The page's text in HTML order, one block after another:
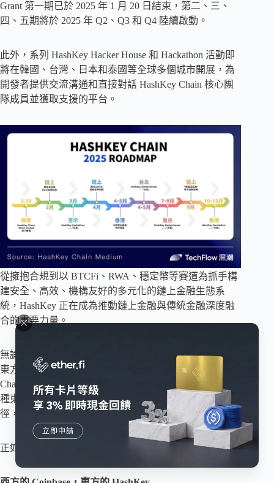
Grant 第一期已於 2025 年 1 月 20 日結束，第二、三、
四、五期將於 2025 年 Q2、Q3 和 Q4 陸續啟動。
此外，系列 HashKey Hacker House 和 Hackathon 活動即
將在韓國、台灣、日本和泰國等全球多個城市開展，為
開發者提供交流溝通和直接​​對話 HashKey Chain 核心團
隊成員並獲取支援的平台。
從擁抱合規到以 BTCFi、RWA、穩定幣等賽道為抓手構
建安全、高效、機構友好的多元化的鏈上金融生態系
統，HashKey 正在成為推動鏈上金融與傳統金融深度融
合的重要力量。
無論是西方的 Coinbase 及其高性能 Layer 2 Base，還是
東方的 HashKey 及其金融和 RWA 首選公鏈 HashKey
Chain，都在以各自的方式推動鏈上金融的繁榮發展。這
種東西方並行的格局，不僅展現了鏈上金融的多元化路
徑，更揭示了全球金融體系變革的深刻趨勢。
正如社區所言：